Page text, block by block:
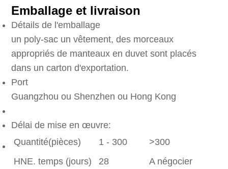
Emballage et livraison
Détails de l'emballage
un poly-sac un vêtement, des morceaux
appropriés de manteaux en duvet sont placés
dans un carton d'exportation.
Port
Guangzhou ou Shenzhen ou Hong Kong
Délai de mise en œuvre:
Quantité(pièces)
1 - 300
>300
HNE. temps (jours)
28 A négocier